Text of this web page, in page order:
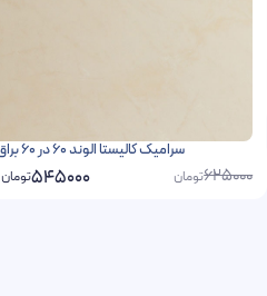
سرامیک کالیستا الوند 60 در 60 براق
625000تومان 545000تومان